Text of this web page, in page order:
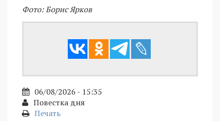
Фото: Борис Ярков
06/08/2026 - 15:35
Повестка дня
Печать